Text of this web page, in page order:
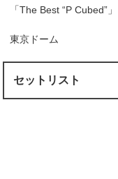
「The Best “P Cubed”」
東京ドーム
セットリスト